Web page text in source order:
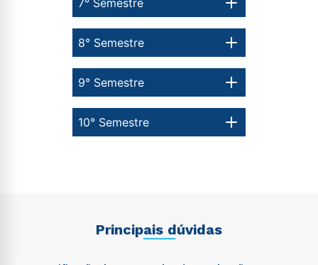
10° Semestre
9° Semestre
8° Semestre
Principais dúvidas